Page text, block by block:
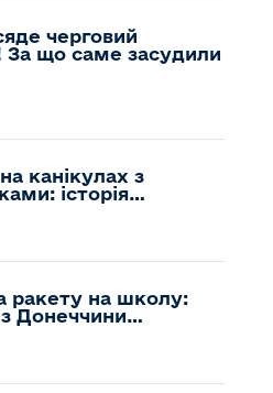
черговий
За що саме засудили
канікулах з
історія…
ракету на школу:
Донеччини…